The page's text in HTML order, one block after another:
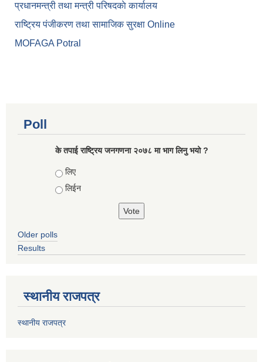
प्रधानमन्त्री तथा मन्त्री परिषदकाे कार्यालय
राष्ट्रिय पंजीकरण तथा सामाजिक सुरक्षा Online
MOFAGA Potral
Poll
के तपाई राष्ट्रिय जनगणना २०७८ मा भाग लिनु भयो ?
Choices
लिए
लिईन
Older polls
Results
स्थानीय राजपत्र
स्थानीय राजपत्र